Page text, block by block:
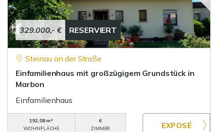
329.000,- € RESERVIERT
Steinau an der Straße
Einfamilienhaus mit großzügigem Grundstück in
Marbon
Einfamilienhaus
192,08 m²
WOHNFLÄCHE
6
ZIMMER